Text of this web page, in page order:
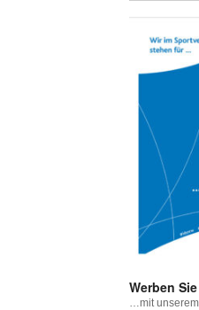
Werben
…mit